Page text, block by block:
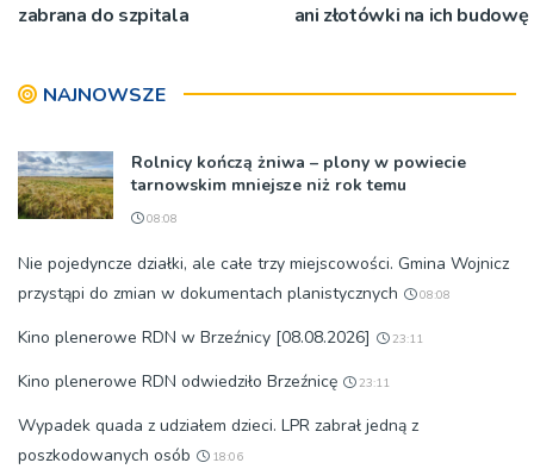
zabrana do szpitala
ani złotówki na ich budowę
NAJNOWSZE
Rolnicy kończą żniwa – plony w powiecie
tarnowskim mniejsze niż rok temu
08:08
Nie pojedyncze działki, ale całe trzy miejscowości. Gmina Wojnicz
przystąpi do zmian w dokumentach planistycznych
08:08
Kino plenerowe RDN w Brzeźnicy [08.08.2026] 23:11
Kino plenerowe RDN odwiedziło Brzeźnicę 23:11
Wypadek quada z udziałem dzieci. LPR zabrał jedną z
poszkodowanych osób
18:06